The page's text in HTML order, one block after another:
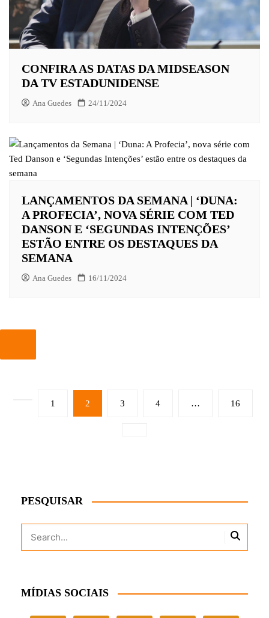
CONFIRA AS DATAS DA MIDSEASON
DA TV ESTADUNIDENSE
Ana Guedes 24/11/2024
LANÇAMENTOS DA SEMANA | ‘DUNA:
A PROFECIA’, NOVA SÉRIE COM TED
DANSON E ‘SEGUNDAS INTENÇÕES’
ESTÃO ENTRE OS DESTAQUES DA
SEMANA
Ana Guedes 16/11/2024
1 2 3 4 … 16
PESQUISAR
MÍDIAS SOCIAIS